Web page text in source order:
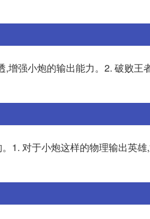
增强小炮的输出能力。2. 破败王
1. 对于小炮这样的物理输出英